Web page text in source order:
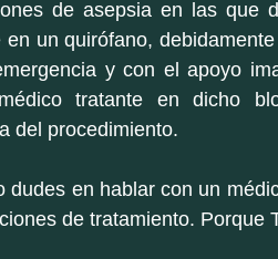
de asepsia en las que
un quirófano,
y con el apoyo
tratante en dicho
del procedimiento.
dudes en hablar con un
de tratamiento. Porque